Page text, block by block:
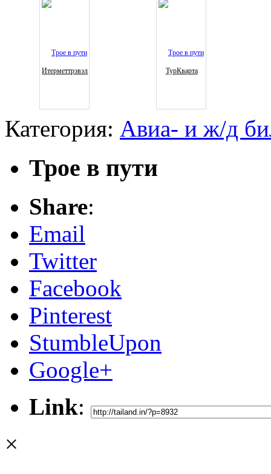
Итерметтрэвэл ТурКварта
Категория: Авиа- и ж/д
Трое в пути
Share:
Email
Twitter
Facebook
Pinterest
StumbleUpon
Google+
Link:
×